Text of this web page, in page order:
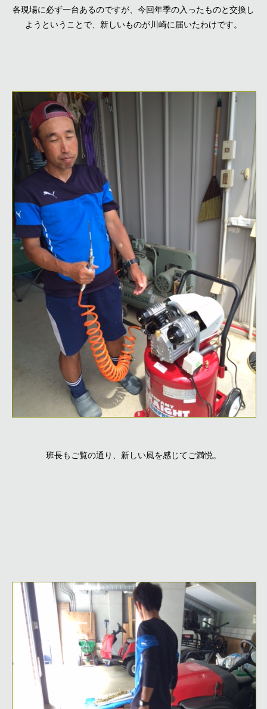
各現場に必ず一台あるのですが、今回年季の入ったものと交換し
ようということで、新しいものが川崎に届いたわけです。
班長もご覧の通り、新しい風を感じてご満悦。